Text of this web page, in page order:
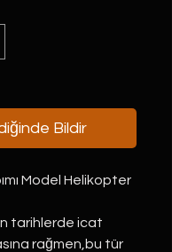
Bildir
Model Helikopter
tarihlerde icat
rağmen,bu tür